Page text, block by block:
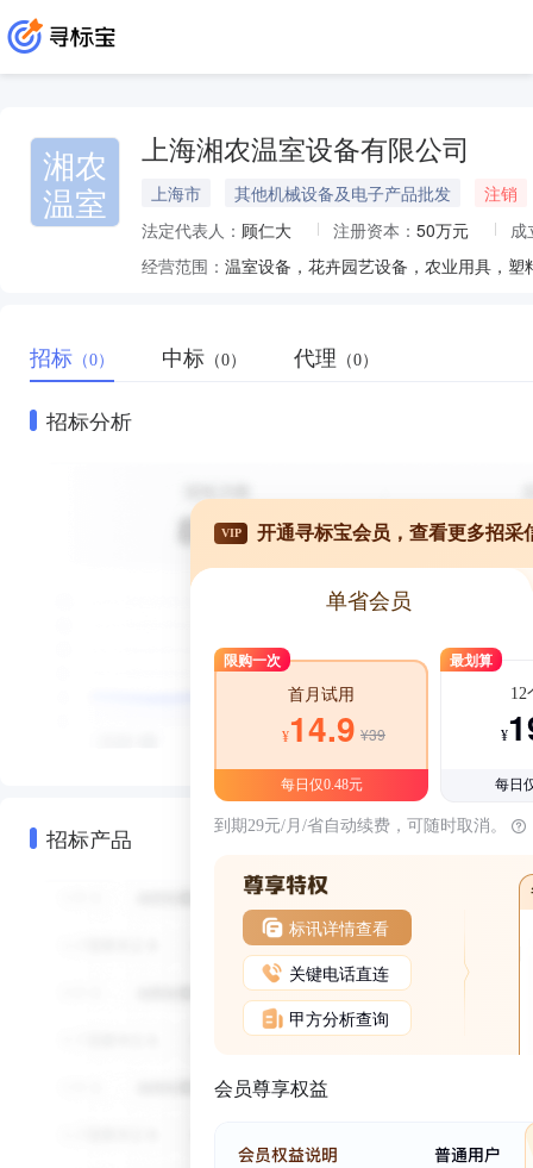
湘农
温室
上海湘农温室设备有限公司
上海市 其他机械设备及电子产品批发
注销
法定代表人： 顾仁大 注册资本： 50万元
成
经营范围：
招标 （0） 中标 （0） 代理 （0）
招标分析
招标产品
VIP 开通寻标宝会员，查看更多招采
单省会员
限购一次
首月试用
¥14.9 ¥39
每日仅0.48元
最划算
12
¥
每日
到期29元/月/省自动续费，可随时取消。
标讯详情查看
关键电话直连
甲方分析查询
会员尊享权益